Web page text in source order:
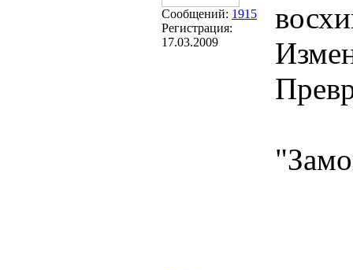
Сообщений: 1915
Регистрация:
17.03.2009